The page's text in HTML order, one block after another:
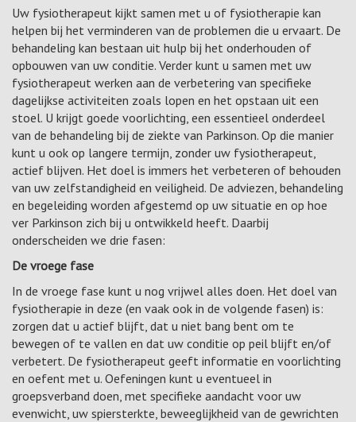
Uw fysiotherapeut kijkt samen met u of fysiotherapie kan
helpen bij het verminderen van de problemen die u ervaart. De
behandeling kan bestaan uit hulp bij het onderhouden of
opbouwen van uw conditie. Verder kunt u samen met uw
fysiotherapeut werken aan de verbetering van specifieke
dagelijkse activiteiten zoals lopen en het opstaan uit een
stoel. U krijgt goede voorlichting, een essentieel onderdeel
van de behandeling bij de ziekte van Parkinson. Op die manier
kunt u ook op langere termijn, zonder uw fysiotherapeut,
actief blijven. Het doel is immers het verbeteren of behouden
van uw zelfstandigheid en veiligheid. De adviezen, behandeling
en begeleiding worden afgestemd op uw situatie en op hoe
ver Parkinson zich bij u ontwikkeld heeft. Daarbij
onderscheiden we drie fasen:
De vroege fase
In de vroege fase kunt u nog vrijwel alles doen. Het doel van
fysiotherapie in deze (en vaak ook in de volgende fasen) is:
zorgen dat u actief blijft, dat u niet bang bent om te
bewegen of te vallen en dat uw conditie op peil blijft en/of
verbetert. De fysiotherapeut geeft informatie en voorlichting
en oefent met u. Oefeningen kunt u eventueel in
groepsverband doen, met specifieke aandacht voor uw
evenwicht, uw spiersterkte, beweeglijkheid van de gewrichten